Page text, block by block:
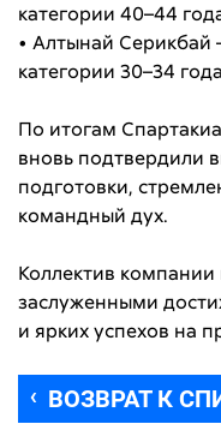
категории 40–44
• Алтынай Серикбай
категории 30–34
По итогам
вновь подтвердили
подготовки,
командный дух.
Коллектив
заслуженными
и ярких успехов на
ВОЗВРАТ К